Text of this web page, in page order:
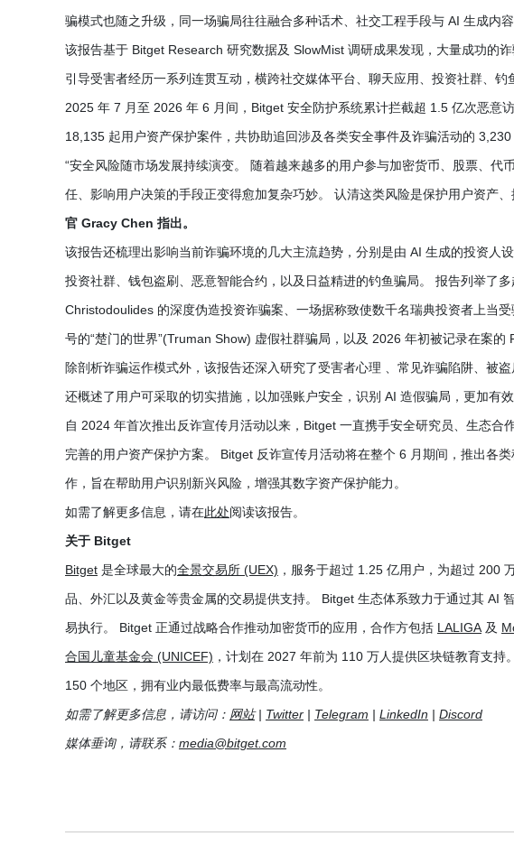
骗模式也随之升级，同一场骗局往往融合多种话术、社交工程手段与 AI 生成内
该报告基于 Bitget Research 研究数据及 SlowMist 调研成果发现，大量成功的
引导受害者经历一系列连贯互动，横跨社交媒体平台、聊天应用、投资社群、钓
2025 年 7 月至 2026 年 6 月间，Bitget 安全防护系统累计拦截超 1.5 亿次恶意
18,135 起用户资产保护案件，共协助追回涉及各类安全事件及诈骗活动的 3,230
“安全风险随市场发展持续演变。 随着越来越多的用户参与加密货币、股票、代
任、影响用户决策的手段正变得愈加复杂巧妙。 认清这类风险是保护用户资产
官 Gracy Chen 指出。
该报告还梳理出影响当前诈骗环境的几大主流趋势，分别是由 AI 生成的投资人
投资社群、钱包盗刷、恶意智能合约，以及日益精进的钓鱼骗局。 报告列举了
Christodoulides 的深度伪造投资诈骗案、一场据称致使数千名瑞典投资者上当
号的“楚门的世界”(Truman Show) 虚假社群骗局，以及 2026 年初被记录在案的
除剖析诈骗运作模式外，该报告还深入研究了受害者心理 、常见诈骗陷阱、被
还概述了用户可采取的切实措施，以加强账户安全，识别 AI 造假骗局，更加有
自 2024 年首次推出反诈宣传月活动以来，Bitget 一直携手安全研究员、生态合
完善的用户资产保护方案。 Bitget 反诈宣传月活动将在整个 6 月期间，推出各
作，旨在帮助用户识别新兴风险，增强其数字资产保护能力。
如需了解更多信息，请在此处阅读该报告。
关于 Bitget
Bitget 是全球最大的全景交易所 (UEX) ，服务于超过 1.25 亿用户，为超过 200
品、外汇以及黄金等贵金属的交易提供支持。 Bitget 生态体系致力于通过其 AI
易执行。 Bitget 正通过战略合作推动加密货币的应用，合作方包括 LALIGA 及
合国儿童基金会 (UNICEF) ，计划在 2027 年前为 110 万人提供区块链教育支
150 个地区，拥有业内最低费率与最高流动性。
如需了解更多信息，请访问： 网站| Twitter | Telegram | LinkedIn | Discord
媒体垂询，请联系： media@bitget.com